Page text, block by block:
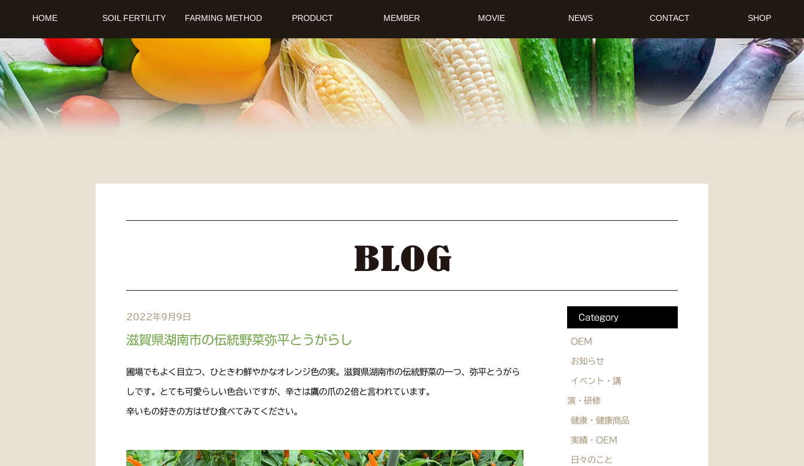
HOME SOIL FERTILITY FARMING METHOD PRODUCT MEMBER MOVIE NEWS CONTACT SHOP
2022年9月9日
滋賀県湖南市の伝統野菜弥平とうがらし
圃場でもよく目立つ、ひときわ鮮やかなオレンジ色の実。滋賀県湖南市の伝統野菜の一つ、弥平とうがら
しです。とても可愛らしい色合いですが、辛さは鷹の爪の2倍と言われています。
辛いもの好きの方はぜひ食べてみてください。
Category
OEM
お知らせ
イベント・講
演・研修
健康・健康商品
実績・OEM
日々のこと